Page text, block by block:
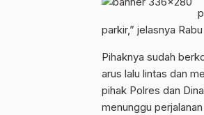
parkir,” jelasnya
Pihaknya sudah
arus lalu lintas dan
pihak Polres dan
menunggu